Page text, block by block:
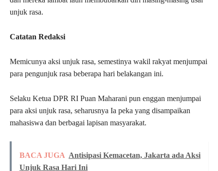
unjuk rasa.
Catatan Redaksi
Memicunya aksi unjuk rasa, semestinya wakil rakyat menjumpai
para pengunjuk rasa beberapa hari belakangan ini.
Selaku Ketua DPR RI Puan Maharani pun enggan menjumpai
para aksi unjuk rasa, seharusnya Ia peka yang disampaikan
mahasiswa dan berbagai lapisan masyarakat.
BACA JUGA Antisipasi Kemacetan, Jakarta ada Aksi
Unjuk Rasa Hari Ini